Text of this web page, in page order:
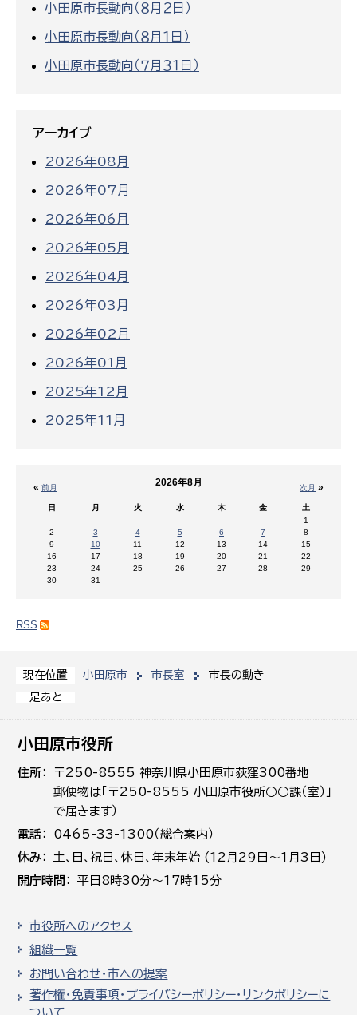
現在位置 小田原市 市長室
市長の動き
足あと
小田原市長動向（８月２日）
小田原市長動向（８月１日）
小田原市長動向（７月３１日）
アーカイブ
2026年08月
2026年07月
2026年06月
2026年05月
2026年04月
2026年03月
2026年02月
2026年01月
2025年12月
2025年11月
« 前月 次月 »
2026年8月
日 月 火 水 木 金
土
1
2
3 4 5 6 7
8
9
10 11 12 13 14
15
16
17 18 19 20 21
22
23
24 25 26 27 28
29
30
31
RSS
小田原市役所
住所
〒250-8555 神奈川県小田原市荻窪300番地
郵便物は「〒250-8555 小田原市役所○○課（室）」
で届きます）
電話
0465-33-1300（総合案内）
休み
土､日､祝日、休日、年末年始 (12月29日～1月3日)
開庁時間
平日8時30分～17時15分
市役所へのアクセス
組織一覧
お問い合わせ・市への提案
著作権・免責事項・プライバシーポリシー・リンクポリシーに
ついて